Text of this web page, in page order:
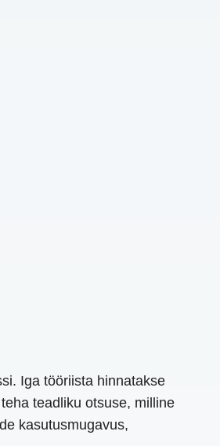
Iga tööriista hinnatakse
teadliku otsuse, milline
kasutusmugavus,